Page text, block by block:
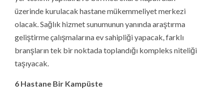
taşıyacak.
6 Hastane Bir Kampüste
Şehir hastanesi hem bulunduğu kente hem de çevre illere
hizmet verecek olması nedeniyle sağlık turizmi açısından
Samsun’a büyük katkı sağlayacak. İnşa edilecek sağlık
kampüsünde farklı branşlarda 6 hastane bulunacak.